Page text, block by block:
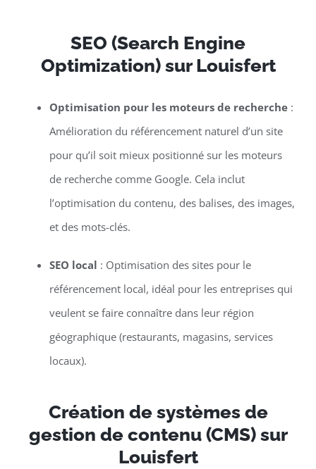
SEO (Search Engine
Optimization) sur Louisfert
Optimisation pour les moteurs de recherche:
Amélioration du référencement naturel d’un site
pour qu’il soit mieux positionné sur les moteurs
de recherche comme Google. Cela inclut
l’optimisation du contenu, des balises, des images,
et des mots-clés.
SEO local : Optimisation des sites pour le
référencement local, idéal pour les entreprises qui
veulent se faire connaître dans leur région
géographique (restaurants, magasins, services
locaux).
Création de systèmes de
gestion de contenu (CMS) sur
Louisfert